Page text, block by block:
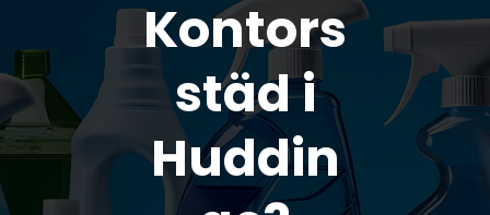
Kontors
städ i
Huddin